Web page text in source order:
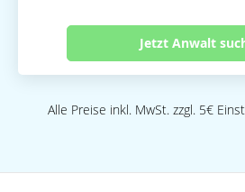
Jetzt Anwalt
Alle Preise inkl. MwSt. zzgl. 5€